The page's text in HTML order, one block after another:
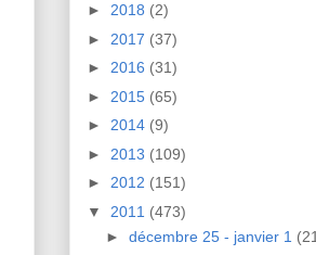
► 2018 (2)
► 2017 (37)
► 2016 (31)
► 2015 (65)
► 2014 (9)
► 2013 (109)
► 2012 (151)
▼ 2011 (473)
► décembre 25 - janvier 1